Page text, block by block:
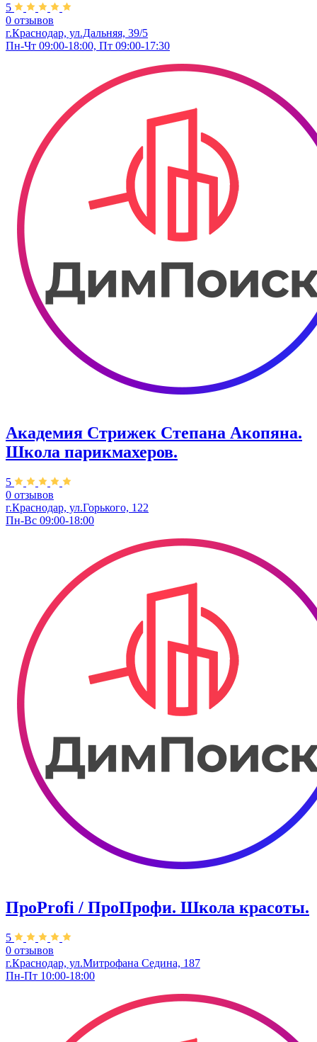
5
0 отзывов
г.Краснодар, ул.Дальняя, 39/5
Пн-Чт 09:00-18:00, Пт 09:00-17:30
Академия Стрижек Степана Акопяна.
Школа парикмахеров.
5
0 отзывов
г.Краснодар, ул.Горького, 122
Пн-Вс 09:00-18:00
ПроРrofi / ПроПрофи. Школа красоты.
5
0 отзывов
г.Краснодар, ул.Митрофана Седина, 187
Пн-Пт 10:00-18:00